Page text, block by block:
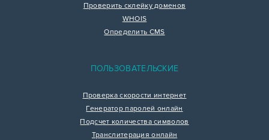
Проверить склейку доменов
WHOIS
Определить CMS
ПОЛЬЗОВАТЕЛЬСКИЕ
Проверка скорости интернет
Генератор паролей онлайн
Подсчет количества символов
Транслитерация онлайн